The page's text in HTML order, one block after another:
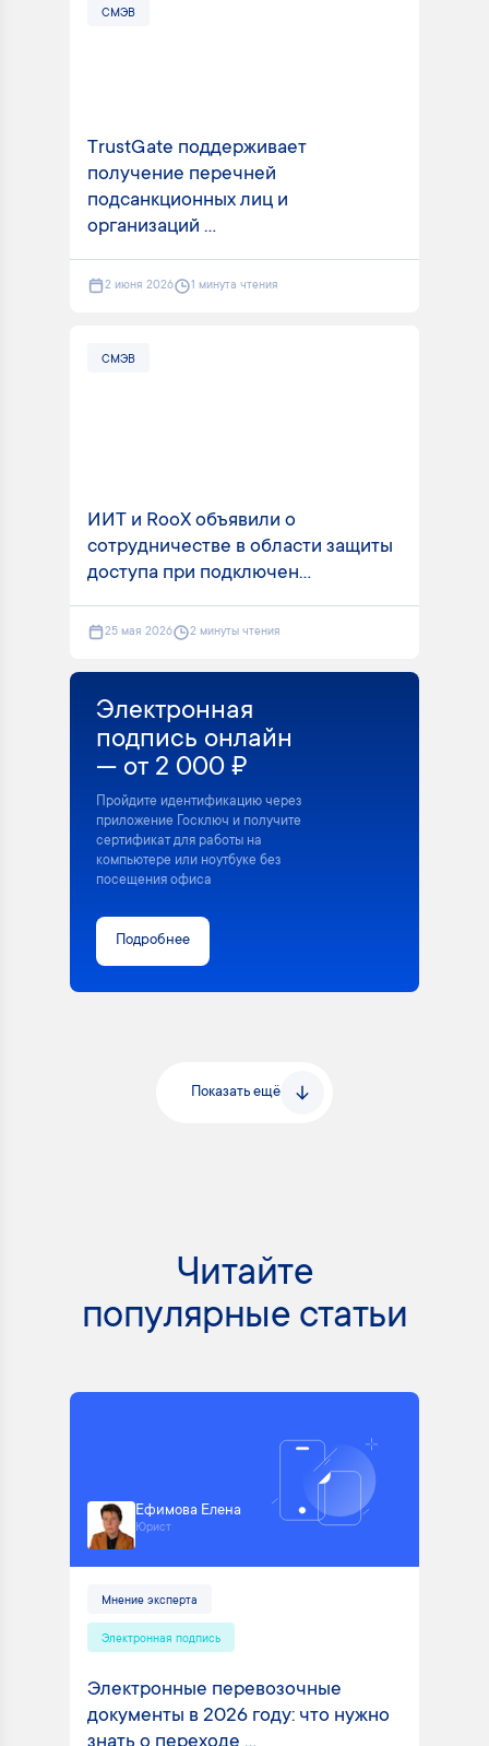
СМЭВ
TrustGate поддерживает
получение перечней
подсанкционных лиц и
организаций ...
2 июня 2026 1 минута чтения
СМЭВ
ИИТ и RooX объявили о
сотрудничестве в области защиты
доступа при подключен...
25 мая 2026 2 минуты чтения
Электронная
подпись онлайн
— от 2 000 ₽
Пройдите идентификацию через
приложение Госключ и получите
сертификат для работы на
компьютере или ноутбуке без
посещения офиса
Подробнее
Показать ещё
Читайте
популярные статьи
Ефимова Елена
Юрист
Мнение эксперта
Электронная подпись
Электронные перевозочные
документы в 2026 году: что нужно